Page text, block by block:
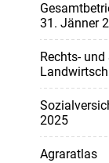
31. Jänner
Rechts-
2025
Agraratlas